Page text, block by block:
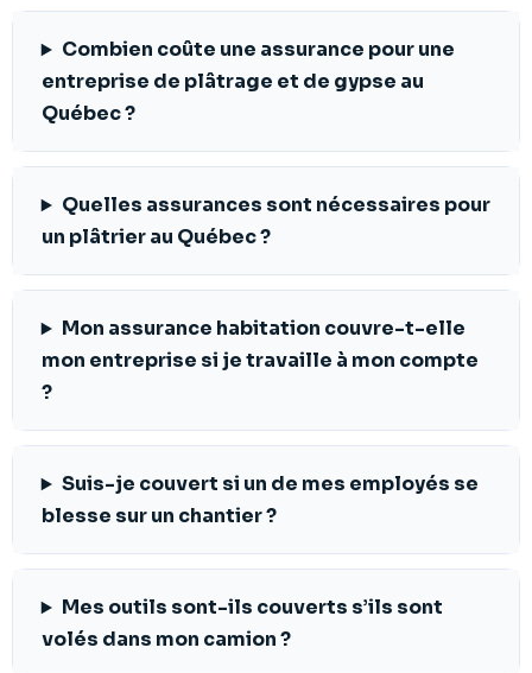
Combien coûte une assurance pour une
entreprise de plâtrage et de gypse au
Québec ?
Quelles assurances sont nécessaires pour
un plâtrier au Québec ?
Mon assurance habitation couvre-t-elle
mon entreprise si je travaille à mon compte
?
Suis-je couvert si un de mes employés se
blesse sur un chantier ?
Mes outils sont-ils couverts s’ils sont
volés dans mon camion ?